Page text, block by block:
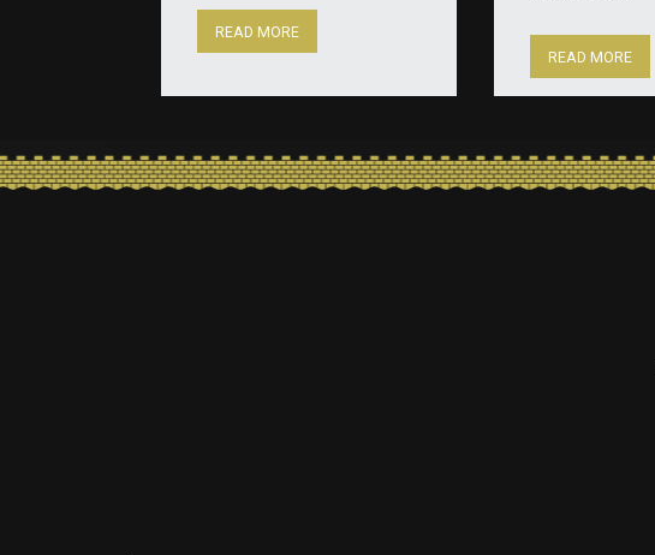
READ MORE
READ MORE